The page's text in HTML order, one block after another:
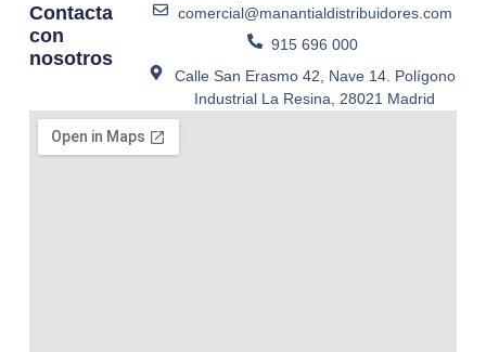
Contacta
con
nosotros
comercial@manantialdistribuidores.com
915 696 000
Calle San Erasmo 42, Nave 14. Polígono
Industrial La Resina, 28021 Madrid